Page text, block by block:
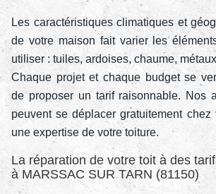
Les caractéristiques climatiques et
de votre maison fait varier les
utiliser : tuiles, ardoises, chaume,
Chaque projet et chaque budget se
de proposer un tarif raisonnable. Nos
peuvent se déplacer gratuitement
une expertise de votre toiture.
La réparation de votre toit à des
à MARSSAC SUR TARN (81150)